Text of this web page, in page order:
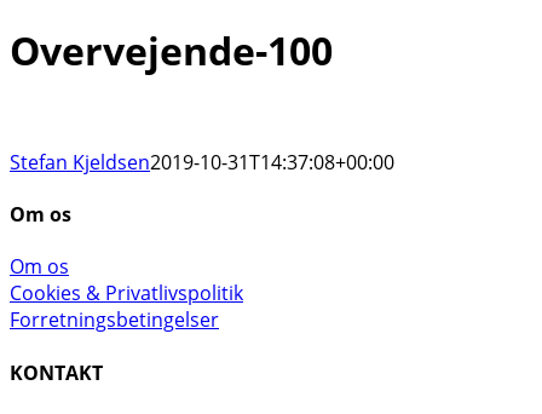
Overvejende-100
Stefan Kjeldsen2019-10-31T14:37:08+00:00
Om os
Om os
Cookies & Privatlivspolitik
Forretningsbetingelser
KONTAKT